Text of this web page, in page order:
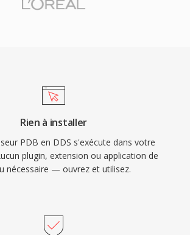
Rien à installer
PDB en DDS s'exécute dans votre
plugin, extension ou application de
nécessaire — ouvrez et utilisez.